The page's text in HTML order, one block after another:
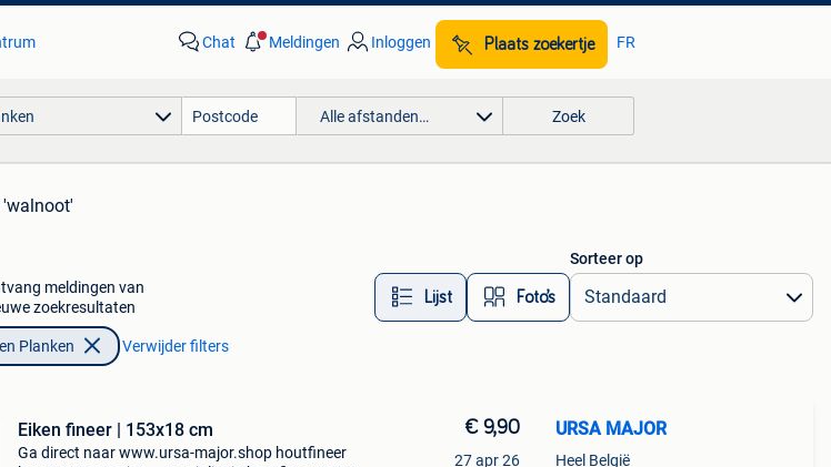
Chat Meldingen Inloggen Plaats zoekertje FR
Alle afstanden… Zoek
meldingen van
zoekresultaten
Lijst Foto’s
Sorteer op
Planken Verwijder filters
Eiken fineer | 153x18 cm
Ga direct naar www.ursa-major.shop houtfineer
€ 9,90
27 apr 26
URSA MAJOR
Heel België